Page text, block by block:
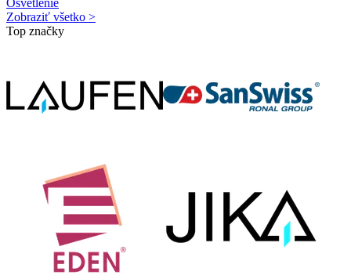
Osvetlenie
Zobraziť všetko >
Top značky